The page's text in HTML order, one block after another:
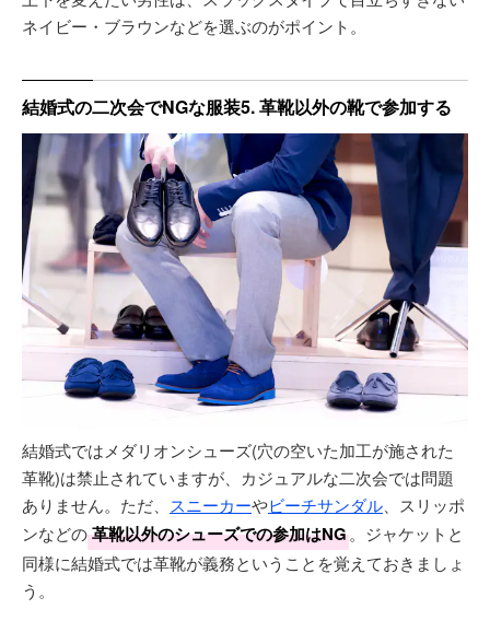
ネイビー・ブラウンなどを選ぶのがポイント。
結婚式の二次会でNGな服装5. 革靴以外の靴で参加する
結婚式ではメダリオンシューズ(穴の空いた加工が施された
革靴)は禁止されていますが、カジュアルな二次会では問題
ありません。ただ、 スニーカーやビーチサンダル 、スリッポ
ンなどの革靴以外のシューズでの参加はNG。ジャケットと
同様に結婚式では革靴が義務ということを覚えておきましょ
う。